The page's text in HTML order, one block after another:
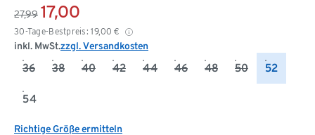
27,99 17,00
30-Tage-Bestpreis: 19,00 €
inkl. MwSt.zzgl. Versandkosten
36 38 40 42 44 46 48 50 52
54
Richtige Größe ermitteln